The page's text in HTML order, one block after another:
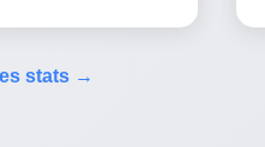
stats →